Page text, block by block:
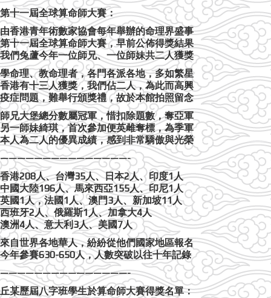
第十一屆全球算命師大賽：
由香港青年術數家協會每年舉辦的命理界盛事
第十一屆全球算命師大賽，早前公佈得獎結果
我們兔蘆今年一位師兄、一位師妹共二人獲獎
學命理、教命理者，各門各派各地，多如繁星
香港有十三人獲獎，我們佔二人，為此而高興
疫症問題，難舉行頒獎禮，故於本館拍照留念
師兄大堡總分數屬冠軍，惜扣除題數，奪亞軍
另一師妹綺琪，首次參加便英雌奪標，為季軍
本人為二人的優異成績，感到非常驕傲與光榮
———————————————-
香港208人、台灣35人、日本2人、印度1人
中國大陸196人、馬來西亞155人、印尼1人
英國1人，法國1人、澳門3人、新加坡11人
西班牙2人、俄羅斯1人、加拿大4人
澳洲4人、意大利3人、美國7人
來自世界各地華人，紛紛從他們國家地區報名
今年參賽630-650人，人數突破以往十年記錄
———————————————-
丘某歷屆八字班學生於算命師大賽得獎名單：